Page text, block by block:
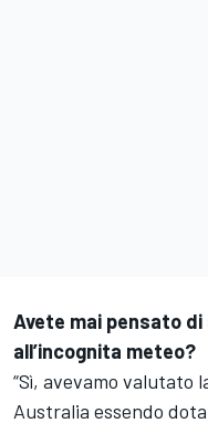
Avete mai pensato
all’incognita meteo?
“Sì, avevamo valutato
Australia essendo